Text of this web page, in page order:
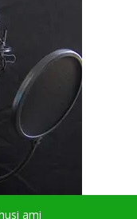
ami